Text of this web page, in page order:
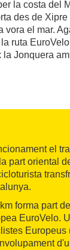
la costa del
des de
vora el mar.
ruta
la Jonquera
el
part oriental
forma part
EuroVelo.
Europeus